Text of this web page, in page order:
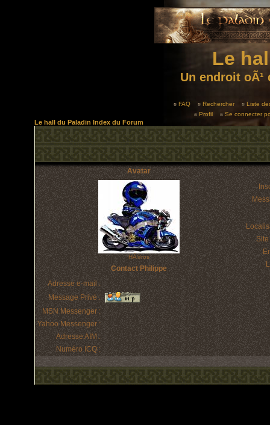
Le
Un endroit
FAQ Rechercher
Liste
Profil
Se connecter
Le hall du Paladin Index du Forum
Avatar
HÃ©ros
Contact Philippe
Adresse e-mail :
Message Privé :
MSN Messenger :
Yahoo Messenger :
Adresse AIM :
Numéro ICQ :